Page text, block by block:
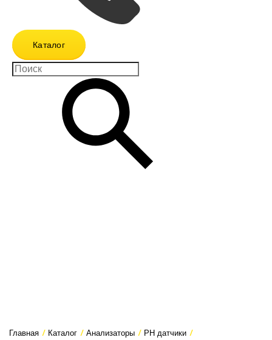
Каталог
Главная / Каталог / Анализаторы / PH датчики /